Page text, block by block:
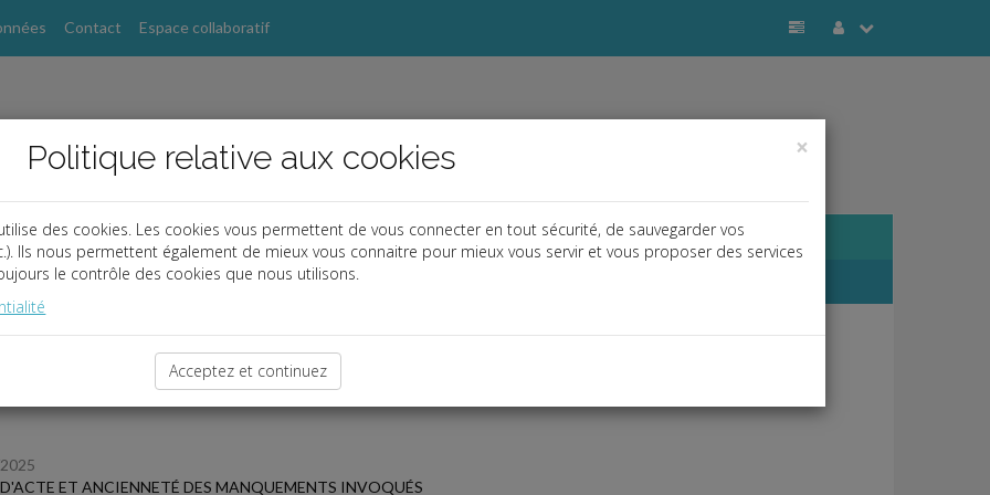
×
Politique relative aux cookies
des cookies. Les cookies vous permettent de vous connecter en tout sécurité, de sauvegarder vos
Ils nous permettent également de mieux vous connaitre pour mieux vous servir et vous proposer des services
le contrôle des cookies que nous utilisons.
Acceptez et continuez
Contact Espace collaboratif
des dernières dépêches
ET ANCIENNETÉ DES MANQUEMENTS INVOQUÉS